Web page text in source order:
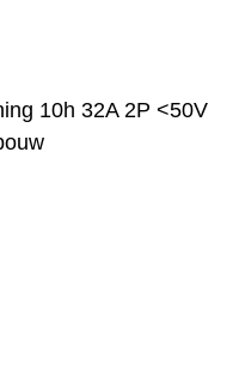
10h 32A 2P <50V